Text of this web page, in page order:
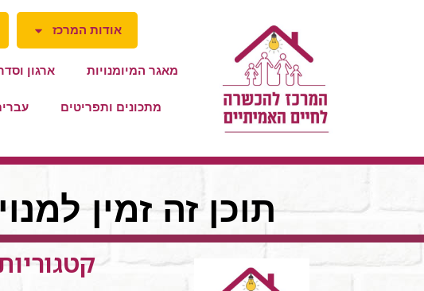
אודות המרכז
מאגר המיומנויות ארגון
מתכונים ותפריטים
תוכן זה זמין